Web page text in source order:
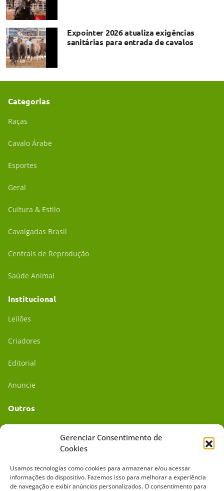
Gerenciar Consentimento de
Cookies
Usamos tecnologias como cookies para armazenar e/ou acessar
informações do dispositivo. Fazemos isso para melhorar a experiência
de navegação e exibir anúncios personalizados. O consentimento para
Expointer 2026 atualiza exigências
sanitárias para entrada de cavalos
Categorias
Raças
Cavalo Árabe
Esportes
Geral
Cultura & Estilo
Cavalgadas Brasil
Centrais de Reprodução
Saúde Animal
Institucional
Leilões
Criadores
Editorial
Anuncie
Outros
Mídia Kit